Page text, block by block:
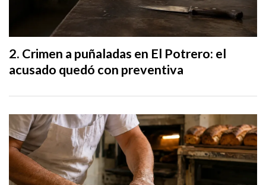
Crimen a puñaladas en El Potrero: el
acusado quedó con preventiva